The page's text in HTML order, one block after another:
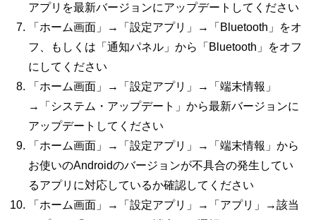
アプリを最新バージョンにアップデートしてください
「ホーム画面」→「設定アプリ」→「Bluetooth」をオ
フ、もしくは「通知パネル」から「Bluetooth」をオフ
にしてください
「ホーム画面」→「設定アプリ」→「端末情報」
→「システム・アップデート」から最新バージョンに
アップデートしてください
「ホーム画面」→「設定アプリ」→「端末情報」から
お使いのAndroidのバージョンが不具合の発生してい
るアプリに対応しているか確認してください
「ホーム画面」→「設定アプリ」→「アプリ」→該当